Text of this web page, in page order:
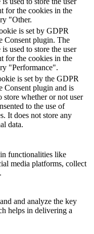
for the cookies in the
"Other.
is set by GDPR
Consent plugin. The
used to store the user
for the cookies in the
"Performance".
is set by the GDPR
Consent plugin and is
store whether or not user
to the use of
It does not store any
data.
functionalities like
media platforms, collect
and analyze the key
helps in delivering a